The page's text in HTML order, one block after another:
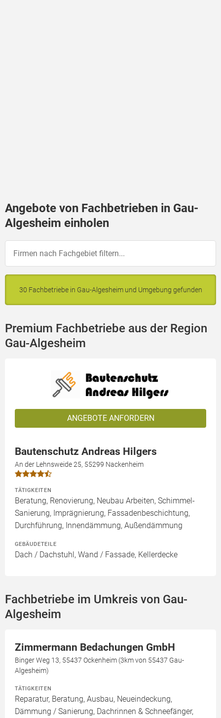
Angebote von Fachbetrieben in Gau-
Algesheim einholen
30 Fachbetriebe in Gau-Algesheim und Umgebung gefunden
Premium Fachbetriebe aus der Region
Gau-Algesheim
ANGEBOTE ANFORDERN
Bautenschutz Andreas Hilgers
An der Lehnsweide 25, 55299 Nackenheim
TÄTIGKEITEN
Beratung, Renovierung, Neubau Arbeiten, Schimmel-
Sanierung, Imprägnierung, Fassadenbeschichtung,
Durchführung, Innendämmung, Außendämmung
GEBÄUDETEILE
Dach / Dachstuhl, Wand / Fassade, Kellerdecke
Fachbetriebe im Umkreis von Gau-
Algesheim
Zimmermann Bedachungen GmbH
Binger Weg 13, 55437 Ockenheim (3km von 55437 Gau-
Algesheim)
TÄTIGKEITEN
Reparatur, Beratung, Ausbau, Neueindeckung,
Dämmung / Sanierung, Dachrinnen & Schneefänger,